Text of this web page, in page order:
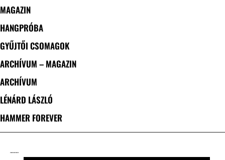
MAGAZIN
HANGPRÓBA
GYŰJTŐI CSOMAGOK
ARCHÍVUM – MAGAZIN
ARCHÍVUM
LÉNÁRD LÁSZLÓ
HAMMER FOREVER